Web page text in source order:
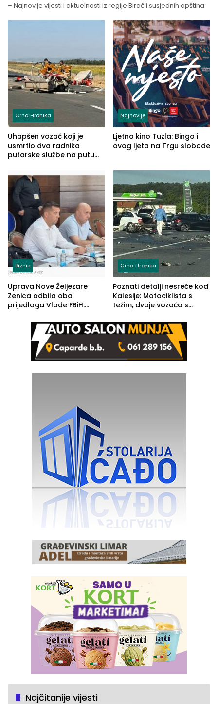
– Najnovije vijesti i aktuelnosti iz regije Birač i susjednih opština.
Crna Hronika
Uhapšen vozač koji je
usmrtio dva radnika
putarske službe na putu
(FOTO)
Najnovije
Ljetno kino Tuzla: Bingo i
ovog ljeta na Trgu slobode
Biznis
Uprava Nove Željezare
Zenica odbila oba
prijedloga Vlade FBiH:
rješenje
Crna Hronika
Poznati detalji nesreće kod
Kalesije: Motociklista s
težim, dvoje vozača s
Najčitanije vijesti